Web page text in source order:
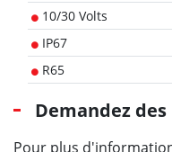
10/30 Volts
IP67
R65
Demandez
Pour plus